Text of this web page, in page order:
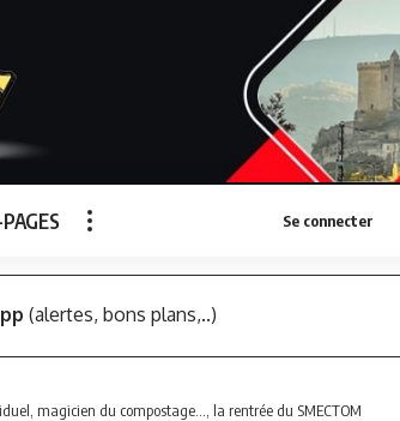
Se connecter
(alertes, bons plans,..)
magicien du compostage…, la rentrée du SMECTOM